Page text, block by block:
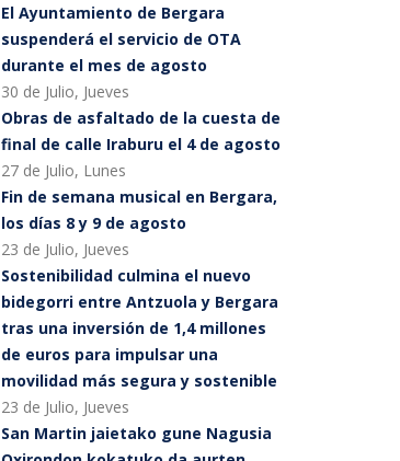
El Ayuntamiento de Bergara
suspenderá el servicio de OTA
durante el mes de agosto
30 de Julio, Jueves
Obras de asfaltado de la cuesta de
final de calle Iraburu el 4 de agosto
27 de Julio, Lunes
Fin de semana musical en Bergara,
los días 8 y 9 de agosto
23 de Julio, Jueves
Sostenibilidad culmina el nuevo
bidegorri entre Antzuola y Bergara
tras una inversión de 1,4 millones
de euros para impulsar una
movilidad más segura y sostenible
23 de Julio, Jueves
San Martin jaietako gune Nagusia